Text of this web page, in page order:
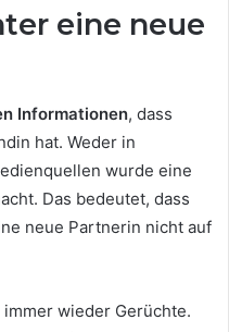
eine neue
Informationen, dass
hat. Weder in
wurde eine
Das bedeutet, dass
neue Partnerin nicht auf
wieder Gerüchte.